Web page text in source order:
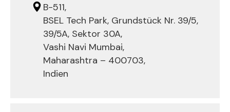
B-511,
BSEL Tech Park, Grundstück Nr. 39/5,
39/5A, Sektor 30A,
Vashi Navi Mumbai,
Maharashtra – 400703,
Indien